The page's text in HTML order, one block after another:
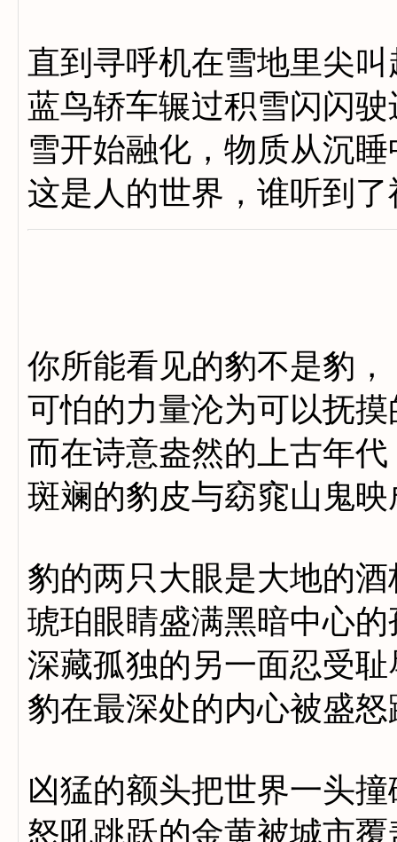
直到寻呼机在雪地里尖
蓝鸟轿车辗过积雪闪闪
雪开始融化，物质从沉
这是人的世界，谁听到了
你所能看见的豹不是豹，
可怕的力量沦为可以抚
而在诗意盎然的上古年代
斑斓的豹皮与窈窕山鬼
豹的两只大眼是大地的酒
琥珀眼睛盛满黑暗中心的
深藏孤独的另一面忍受耻
豹在最深处的内心被盛
凶猛的额头把世界一头
怒吼跳跃的金黄被城市覆